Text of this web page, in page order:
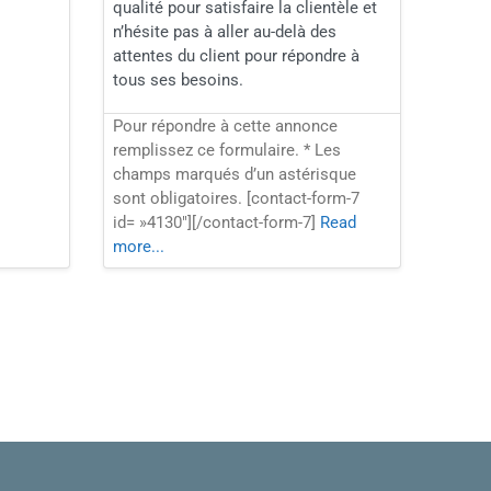
qualité pour satisfaire la clientèle et
n’hésite pas à aller au-delà des
attentes du client pour répondre à
tous ses besoins.
Pour répondre à cette annonce
remplissez ce formulaire. * Les
champs marqués d’un astérisque
sont obligatoires. [contact-form-7
id= »4130″][/contact-form-7] Read
more...